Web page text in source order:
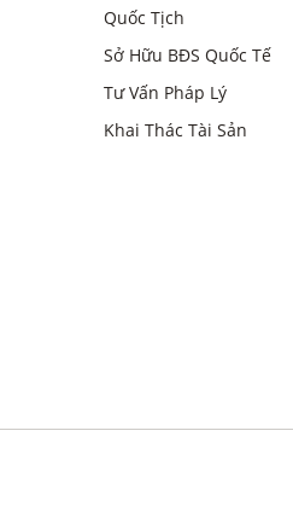
Quốc Tịch
Sở Hữu BĐS Quốc Tế
Tư Vấn Pháp Lý
Khai Thác Tài Sản